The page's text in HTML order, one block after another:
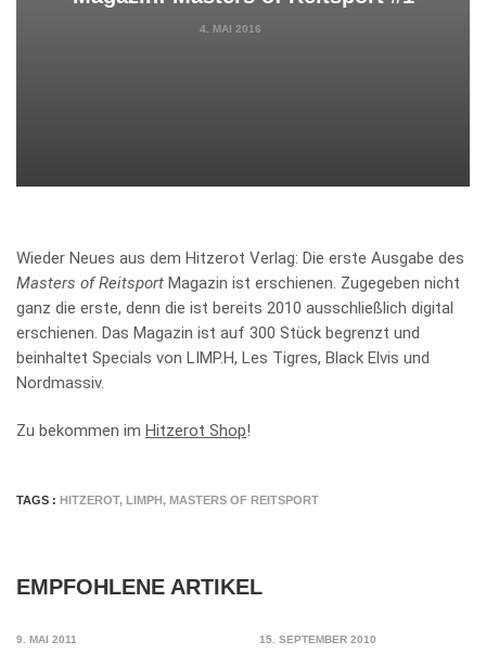
4. MAI 2016
Wieder Neues aus dem Hitzerot Verlag: Die erste Ausgabe des
Masters of Reitsport Magazin ist erschienen. Zugegeben nicht
ganz die erste, denn die ist bereits 2010 ausschließlich digital
erschienen. Das Magazin ist auf 300 Stück begrenzt und
beinhaltet Specials von LIMP.H, Les Tigres, Black Elvis und
Nordmassiv.
Zu bekommen im Hitzerot Shop!
TAGS : HITZEROT, LIMPH, MASTERS OF REITSPORT
EMPFOHLENE ARTIKEL
9. MAI 2011 15. SEPTEMBER 2010